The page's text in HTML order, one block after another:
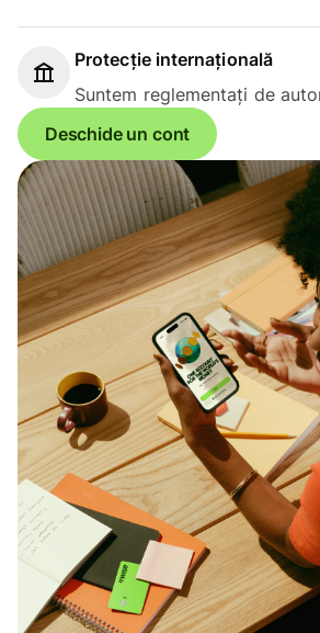
Protecție internațională
Suntem reglementați de
Deschide un cont